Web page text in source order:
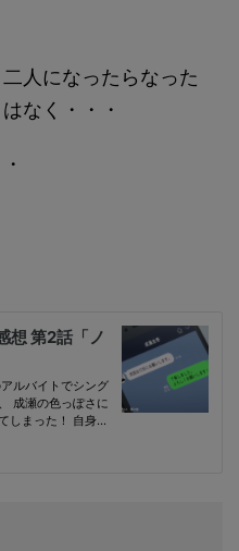
人になったらなった
なく・・・